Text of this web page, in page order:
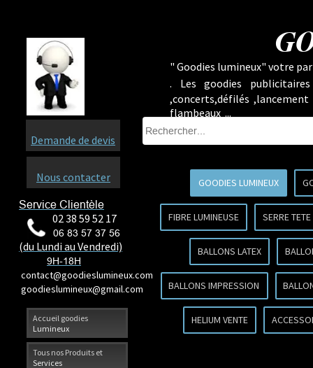
Accueil goodies
Lumineux
Tous nos Produits et
Services
Service Clientèle
02 38 59 52 17
06 83 57 37 56
(du Lundi au Vendredi)
9H-18H
contact@goodieslumineux.com
goodieslumineux@gmail.com
Demande de devis
Nous contacter
" Goodies lumineux" votre
. Les goodies
,concerts,défilés
flambeaux ...
GOODIES LUMINEUX
FIBRE LUMINEUSE SERRE TETE
BALLONS LATEX
BALLONS IMPRESSION
HELIUM VENTE